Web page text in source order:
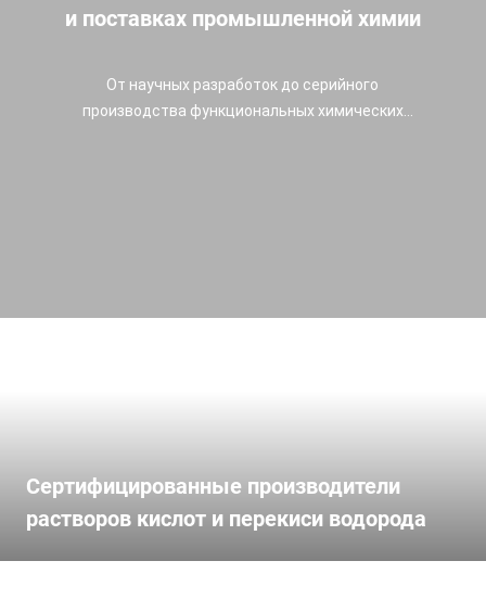
и поставках промышленной химии
От научных разработок до серийного
производства функциональных химических
Сертифицированные производители
растворов кислот и перекиси водорода